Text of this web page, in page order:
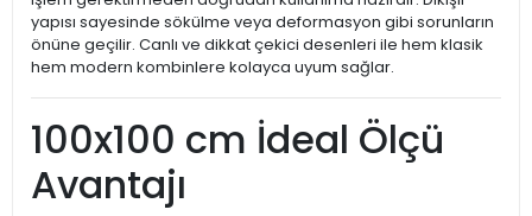
yapısı sayesinde sökülme veya deformasyon gibi sorunların
önüne geçilir. Canlı ve dikkat çekici desenleri ile hem klasik
hem modern kombinlere kolayca uyum sağlar.
100x100 cm İdeal Ölçü
Avantajı